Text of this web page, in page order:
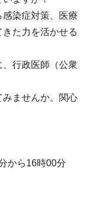
染症対策、医療
た力を活かせる
行政医師（公衆
ませんか。関心
から16時00分